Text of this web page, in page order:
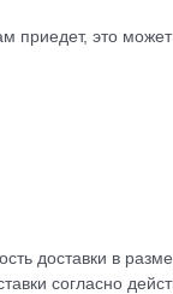
это может
доставки в
согласно